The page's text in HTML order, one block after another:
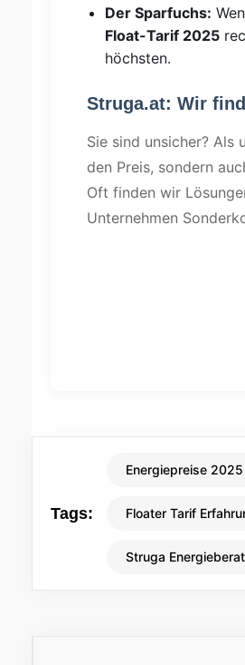
Der Sparfuchs:
Float-Tarif 2025
höchsten.
Struga.at: Wir
Sie sind unsicher? Als
den Preis, sondern
Oft finden wir
Unternehmen
Tags:
Energiepreise
Floater Tarif
Struga